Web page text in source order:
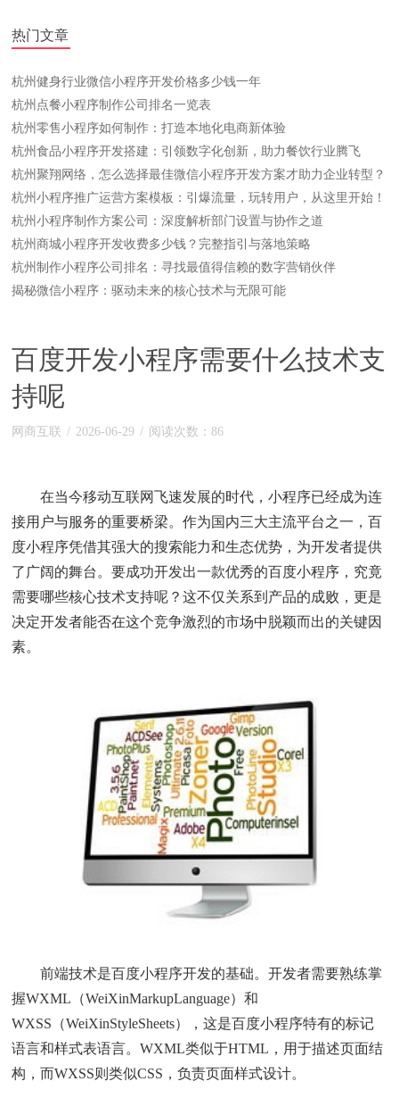
热门文章
杭州健身行业微信小程序开发价格多少钱一年
杭州点餐小程序制作公司排名一览表
杭州零售小程序如何制作：打造本地化电商新体验
杭州食品小程序开发搭建：引领数字化创新，助力餐饮行业腾飞
杭州聚翔网络，怎么选择最佳微信小程序开发方案才助力企业转型？
杭州小程序推广运营方案模板：引爆流量，玩转用户，从这里开始！
杭州小程序制作方案公司：深度解析部门设置与协作之道
杭州商城小程序开发收费多少钱？完整指引与落地策略
杭州制作小程序公司排名：寻找最值得信赖的数字营销伙伴
揭秘微信小程序：驱动未来的核心技术与无限可能
百度开发小程序需要什么技术支
持呢
网商互联 / 2026-06-29 / 阅读次数：86
在当今移动互联网飞速发展的时代，小程序已经成为连
接用户与服务的重要桥梁。作为国内三大主流平台之一，百
度小程序凭借其强大的搜索能力和生态优势，为开发者提供
了广阔的舞台。要成功开发出一款优秀的百度小程序，究竟
需要哪些核心技术支持呢？这不仅关系到产品的成败，更是
决定开发者能否在这个竞争激烈的市场中脱颖而出的关键因
素。
前端技术是百度小程序开发的基础。开发者需要熟练掌
握WXML（WeiXinMarkupLanguage）和
WXSS（WeiXinStyleSheets），这是百度小程序特有的标记
语言和样式表语言。WXML类似于HTML，用于描述页面结
构，而WXSS则类似CSS，负责页面样式设计。